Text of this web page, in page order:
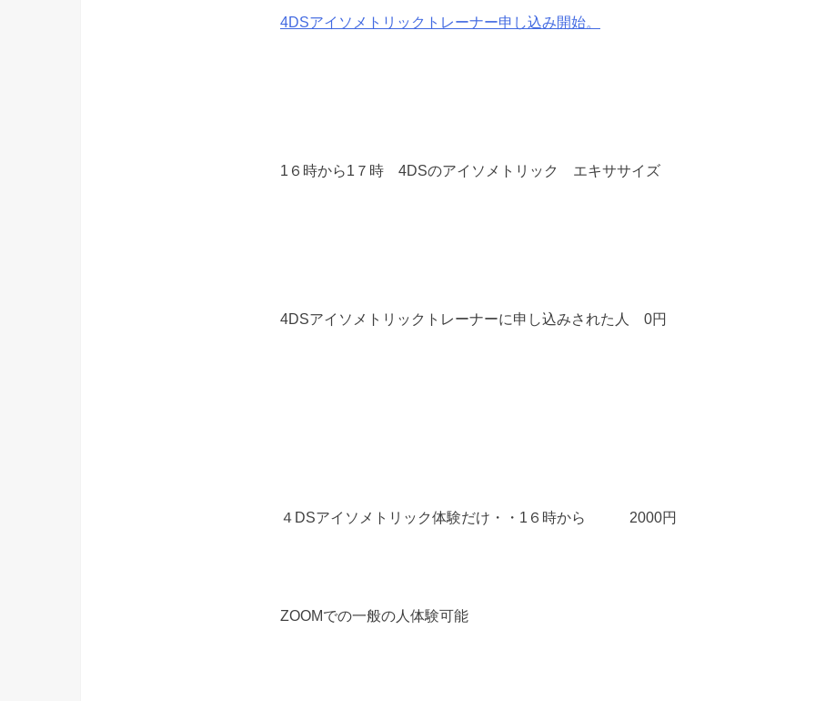
4DSアイソメトリックトレーナー申し込み開始。
1６時から1７時 4DSのアイソメトリック エキササイズ
4DSアイソメトリックトレーナーに申し込みされた人 0円
４DSアイソメトリック体験だけ・・1６時から 2000円
ZOOMでの一般の人体験可能